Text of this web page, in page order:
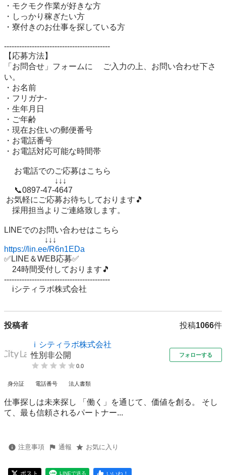
・モクモク作業が好きな方
・しっかり稼ぎたい方
・寮付きのお仕事を探している方
------------------------------------------
【応募方法】
「お問合せ」フォームに 　ご入力の上、お問い合わせ下さ
い。
・お名前
・フリガナ-
・生年月日
・ご年齢
・現在お住いの郵便番号
・お電話番号
・お電話対応可能な時間帯
採用担当よりご連絡致します。
LINEでのお問い合わせはこちら
https://lin.ee/R6n1EDa
✅LINE＆WEB応募✅
24時間受付しております🎵
------------------------------------------
投稿者 投稿1066件
ｉシティラボ株式会社
性別非公開
0.0
フォローする
身分証 電話番号 法人書類
仕事探しは未来探し 「働く」を通じて、価値を創る。 そし
て、最も信頼されるパートナー...
注意事項 通報 お気に入り
ポスト LINEで送る いいね！